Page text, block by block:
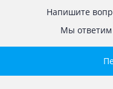
Напишите
Мы ответим